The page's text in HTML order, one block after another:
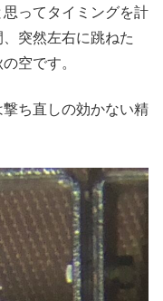
ってタイミングを計
突然左右に跳ねた
空です。
撃ち直しの効かない精